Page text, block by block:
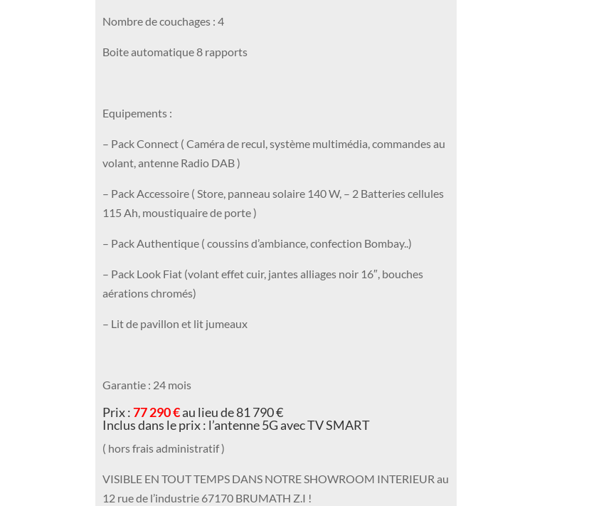
Nombre de couchages : 4
Boite automatique 8 rapports
Equipements :
– Pack Connect ( Caméra de recul, système multimédia, commandes au
volant, antenne Radio DAB )
– Pack Accessoire ( Store, panneau solaire 140 W, – 2 Batteries cellules
115 Ah, moustiquaire de porte )
– Pack Authentique ( coussins d’ambiance, confection Bombay..)
– Pack Look Fiat (volant effet cuir, jantes alliages noir 16″, bouches
aérations chromés)
– Lit de pavillon et lit jumeaux
Garantie : 24 mois
Prix :77 290 €au lieu de 81 790 €
Inclus dans le prix : l’antenne 5G avec TV SMART
( hors frais administratif )
VISIBLE EN TOUT TEMPS DANS NOTRE SHOWROOM INTERIEUR au
12 rue de l’industrie 67170 BRUMATH Z.I !